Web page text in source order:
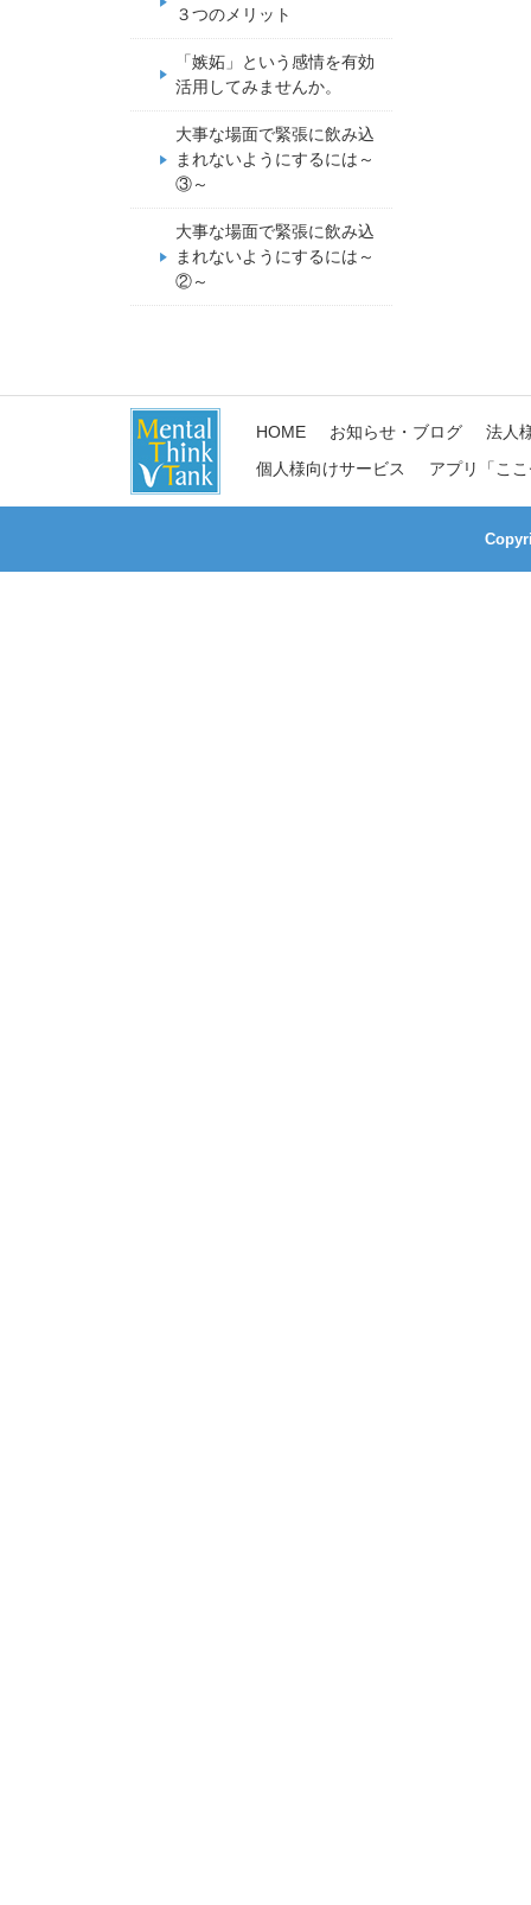
３つのメリット
「嫉妬」という感情を有効
活用してみませんか。
大事な場面で緊張に飲み込
まれないようにするには～
③～
大事な場面で緊張に飲み込
まれないようにするには～
②～
HOME お知らせ・ブログ
法人
個人様向けサービス
アプリ「こ